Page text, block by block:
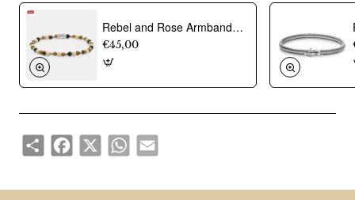
Rebel and Rose Armband "Autumn Love Glam Rocks Silver" met Fossil, Tijgeroog, Hematiet, Glas Rock (maat S: 16,5cm) - 24526
€45,00
ShareFacebook
X WhatsAppEmail